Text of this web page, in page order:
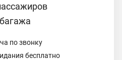
по звонку
бесплатно